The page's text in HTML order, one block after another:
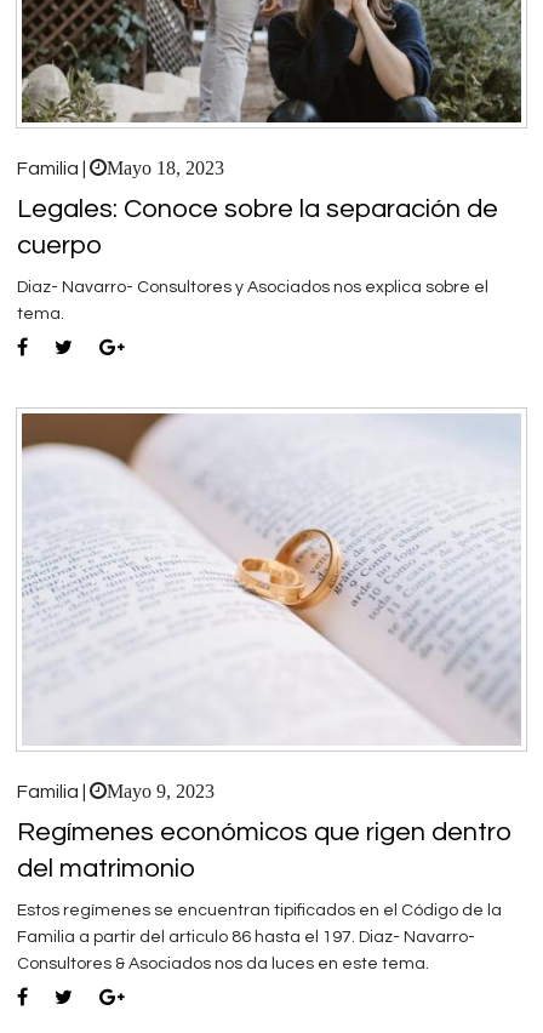
Familia | Mayo 18, 2023
Legales: Conoce sobre la separación de
cuerpo
Diaz- Navarro- Consultores y Asociados nos explica sobre el
tema.
Familia | Mayo 9, 2023
Regímenes económicos que rigen dentro
del matrimonio
Estos regímenes se encuentran tipificados en el Código de la
Familia a partir del articulo 86 hasta el 197. Diaz- Navarro-
Consultores & Asociados nos da luces en este tema.